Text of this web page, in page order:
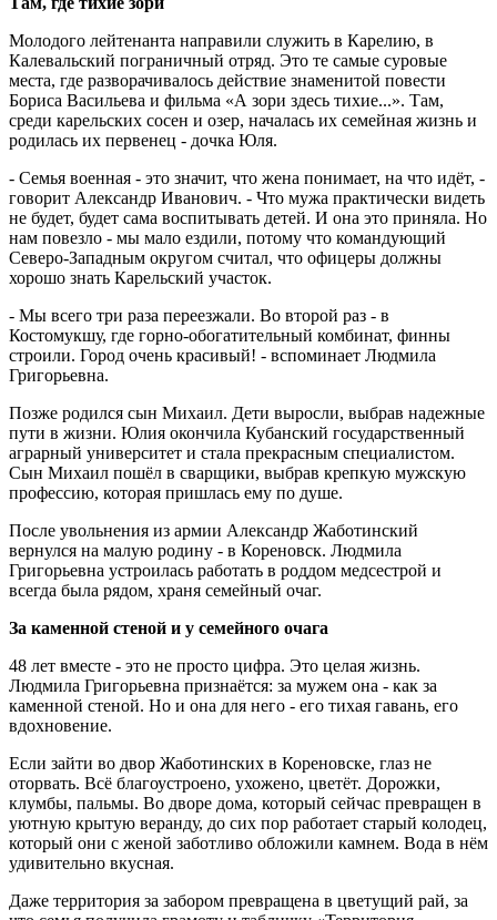
Молодого лейтенанта направили служить в Карелию, в
Калевальский пограничный отряд. Это те самые суровые
места, где разворачивалось действие знаменитой повести
Бориса Васильева и фильма «А зори здесь тихие...». Там,
среди карельских сосен и озер, началась их семейная жизнь и
родилась их первенец - дочка Юля.
- Семья военная - это значит, что жена понимает, на что идёт, -
говорит Александр Иванович. - Что мужа практически видеть
не будет, будет сама воспитывать детей. И она это приняла. Но
нам повезло - мы мало ездили, потому что командующий
Северо-Западным округом считал, что офицеры должны
хорошо знать Карельский участок.
- Мы всего три раза переезжали. Во второй раз - в
Костомукшу, где горно-обогатительный комбинат, финны
строили. Город очень красивый! - вспоминает Людмила
Григорьевна.
Позже родился сын Михаил. Дети выросли, выбрав надежные
пути в жизни. Юлия окончила Кубанский государственный
аграрный университет и стала прекрасным специалистом.
Сын Михаил пошёл в сварщики, выбрав крепкую мужскую
профессию, которая пришлась ему по душе.
После увольнения из армии Александр Жаботинский
вернулся на малую родину - в Кореновск. Людмила
Григорьевна устроилась работать в роддом медсестрой и
всегда была рядом, храня семейный очаг.
За каменной стеной и у семейного очага
48 лет вместе - это не просто цифра. Это целая жизнь.
Людмила Григорьевна признаётся: за мужем она - как за
каменной стеной. Но и она для него - его тихая гавань, его
вдохновение.
Если зайти во двор Жаботинских в Кореновске, глаз не
оторвать. Всё благоустроено, ухожено, цветёт. Дорожки,
клумбы, пальмы. Во дворе дома, который сейчас превращен в
уютную крытую веранду, до сих пор работает старый колодец,
который они с женой заботливо обложили камнем. Вода в нём
удивительно вкусная.
Даже территория за забором превращена в цветущий рай, за